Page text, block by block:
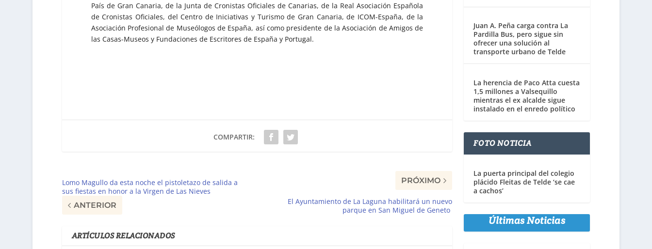
País de Gran Canaria, de la Junta de Cronistas Oficiales de Canarias, de la Real Asociación Española
de Cronistas Oficiales, del Centro de Iniciativas y Turismo de Gran Canaria, de ICOM-España, de la
Asociación Profesional de Museólogos de España, así como presidente de la Asociación de Amigos de
las Casas-Museos y Fundaciones de Escritores de España y Portugal.
COMPARTIR:
Lomo Magullo da esta noche el pistoletazo de salida a
sus fiestas en honor a la Virgen de Las Nieves
ANTERIOR
PRÓXIMO
El Ayuntamiento de La Laguna habilitará un nuevo
parque en San Miguel de Geneto
ARTÍCULOS RELACIONADOS
Juan A. Peña carga contra La
Pardilla Bus, pero sigue sin
ofrecer una solución al
transporte urbano de Telde
La herencia de Paco Atta cuesta
1,5 millones a Valsequillo
mientras el ex alcalde sigue
instalado en el enredo político
FOTO NOTICIA
La puerta principal del colegio
plácido Fleitas de Telde ‘se cae
a cachos’
Últimas Noticias